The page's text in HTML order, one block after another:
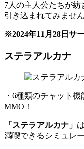
7人の主人公たちが
引き込まれてみませ
※2024年11月28日サ
ステラアルカナ
・6種類のチャット
MMO！
「ステラアルカナ」
満喫できるシミュレ